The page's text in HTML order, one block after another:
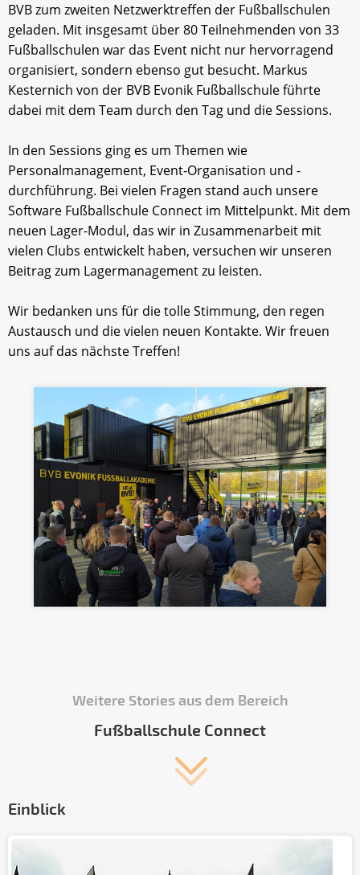
BVB zum zweiten Netzwerktreffen der Fußballschulen
geladen. Mit insgesamt über 80 Teilnehmenden von 33
Fußballschulen war das Event nicht nur hervorragend
organisiert, sondern ebenso gut besucht. Markus
Kesternich von der BVB Evonik Fußballschule führte
dabei mit dem Team durch den Tag und die Sessions.
In den Sessions ging es um Themen wie
Personalmanagement, Event-Organisation und -
durchführung. Bei vielen Fragen stand auch unsere
Software Fußballschule Connect im Mittelpunkt. Mit dem
neuen Lager-Modul, das wir in Zusammenarbeit mit
vielen Clubs entwickelt haben, versuchen wir unseren
Beitrag zum Lagermanagement zu leisten.
Wir bedanken uns für die tolle Stimmung, den regen
Austausch und die vielen neuen Kontakte. Wir freuen
uns auf das nächste Treffen!
Weitere Stories aus dem Bereich
Fußballschule Connect
Einblick